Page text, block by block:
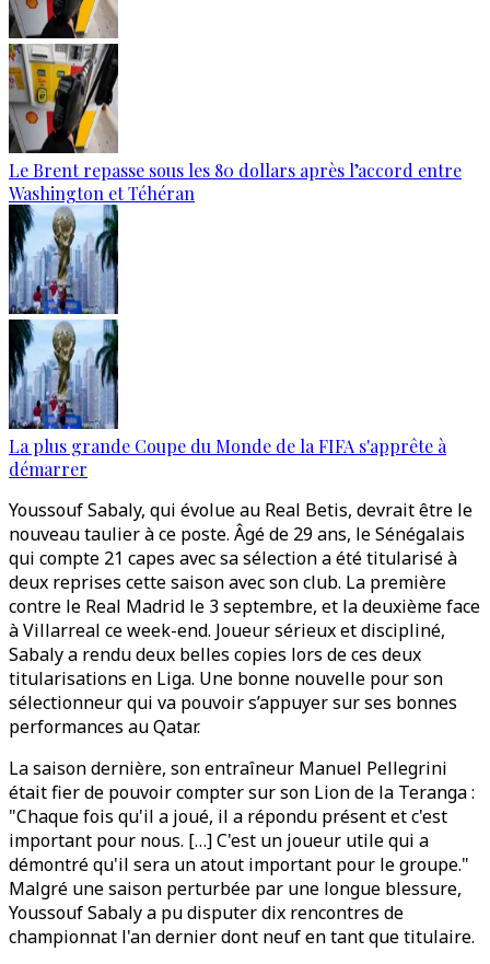
Le Brent repasse sous les 80 dollars après l’accord entre
Washington et Téhéran
La plus grande Coupe du Monde de la FIFA s'apprête à
démarrer
Youssouf Sabaly, qui évolue au Real Betis, devrait être le
nouveau taulier à ce poste. Âgé de 29 ans, le Sénégalais
qui compte 21 capes avec sa sélection a été titularisé à
deux reprises cette saison avec son club. La première
contre le Real Madrid le 3 septembre, et la deuxième face
à Villarreal ce week-end. Joueur sérieux et discipliné,
Sabaly a rendu deux belles copies lors de ces deux
titularisations en Liga. Une bonne nouvelle pour son
sélectionneur qui va pouvoir s’appuyer sur ses bonnes
performances au Qatar.
La saison dernière, son entraîneur Manuel Pellegrini
était fier de pouvoir compter sur son Lion de la Teranga :
"Chaque fois qu'il a joué, il a répondu présent et c'est
important pour nous. […] C'est un joueur utile qui a
démontré qu'il sera un atout important pour le groupe."
Malgré une saison perturbée par une longue blessure,
Youssouf Sabaly a pu disputer dix rencontres de
championnat l'an dernier dont neuf en tant que titulaire.